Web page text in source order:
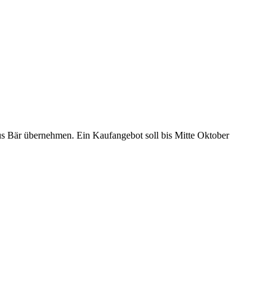
Bär übernehmen. Ein Kaufangebot soll bis Mitte Oktober